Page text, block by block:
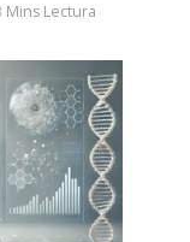
Mins Lectura